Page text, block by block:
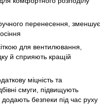
перенесення, зменшує
для вентилювання,
й сприяють кращій
міцність та
смуги, підвищують
безпеки під час руху